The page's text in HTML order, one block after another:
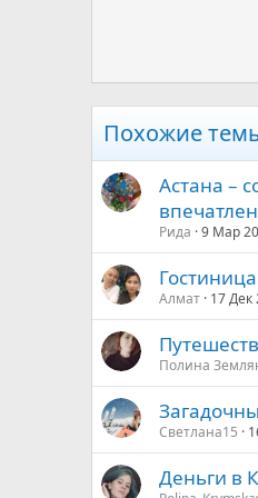
Похожие
Астана –
Рида 9 Мар
Алмат 17 Дек
Полина
Светлана15
Деньги в